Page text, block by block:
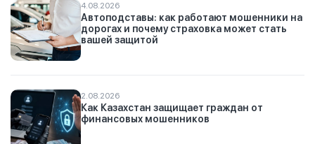
4.08.2026
Автоподставы: как работают мошенники на
дорогах и почему страховка может стать
вашей защитой
2.08.2026
Как Казахстан защищает граждан от
финансовых мошенников